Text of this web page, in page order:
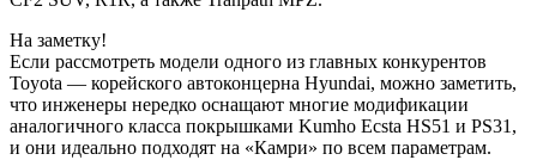
На заметку!
Если рассмотреть модели одного из главных конкурентов
Toyota — корейского автоконцерна Hyundai, можно заметить,
что инженеры нередко оснащают многие модификации
аналогичного класса покрышками Kumho Ecsta HS51 и PS31,
и они идеально подходят на «Камри» по всем параметрам.